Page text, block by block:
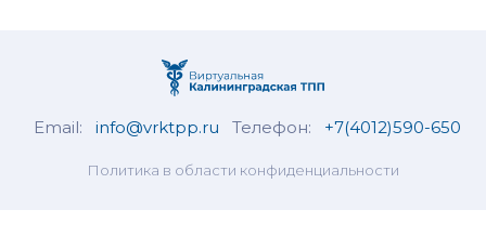
Email: info@vrktpp.ru Телефон: +7(4012)590-650
Политика в области конфиденциальности